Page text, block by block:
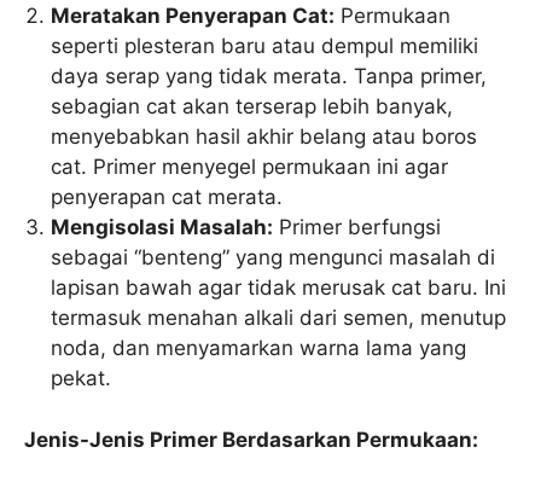
Meratakan Penyerapan Cat: Permukaan
seperti plesteran baru atau dempul memiliki
daya serap yang tidak merata. Tanpa primer,
sebagian cat akan terserap lebih banyak,
menyebabkan hasil akhir belang atau boros
cat. Primer menyegel permukaan ini agar
penyerapan cat merata.
Mengisolasi Masalah: Primer berfungsi
sebagai “benteng” yang mengunci masalah di
lapisan bawah agar tidak merusak cat baru. Ini
termasuk menahan alkali dari semen, menutup
noda, dan menyamarkan warna lama yang
pekat.
Jenis-Jenis Primer Berdasarkan Permukaan: